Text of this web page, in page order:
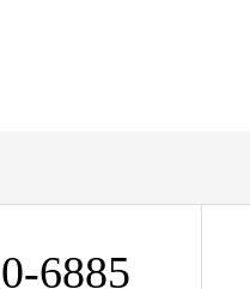
6885